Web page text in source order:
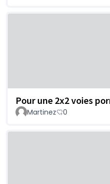
Pour une 2x2 voies
Martinez 0